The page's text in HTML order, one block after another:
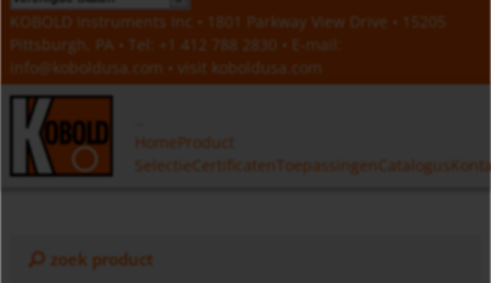
KOBOLD Instruments Inc • 1801 Parkway View Drive • 15205
Pittsburgh, PA • Tel:
+1 412 788 2830 • E-mail:
info@koboldusa.com • visit koboldusa.com
HomeProduct
SelectieCertificaten Toepassingen Catalogus
zoek product